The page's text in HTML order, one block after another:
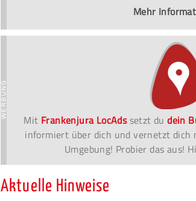
Mehr
Mit Frankenjura LocAdssetzt dudein
informiert über dich und vernetzt
Umgebung! Probier das aus!
Aktuelle Hinweise